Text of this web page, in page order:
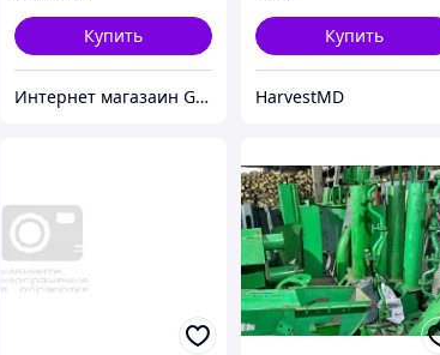
Купить
Интернет магазаин Growhills
Купить
HarvestMD